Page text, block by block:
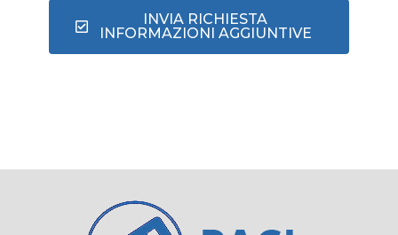
INVIA RICHIESTA
INFORMAZIONI AGGIUNTIVE